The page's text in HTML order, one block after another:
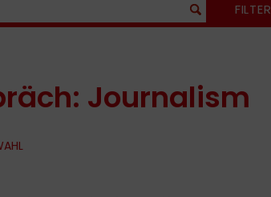
FILTER
Journalism